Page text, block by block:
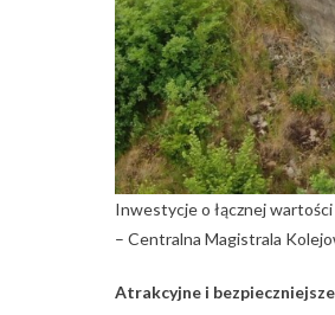
Inwestycje o łącznej
– Centralna Magistrala
Atrakcyjne i